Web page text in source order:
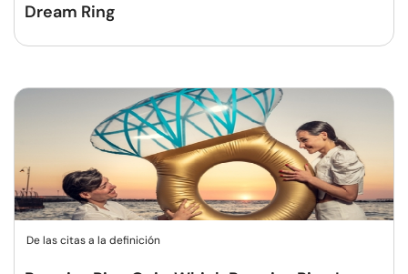
Dream Ring
De las citas a la definición